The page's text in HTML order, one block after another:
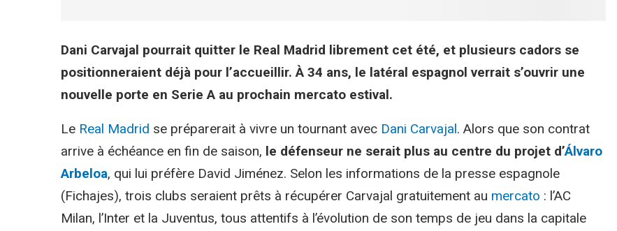
Dani Carvajal pourrait quitter le Real Madrid librement cet été, et plusieurs cadors se
positionneraient déjà pour l’accueillir. À 34 ans, le latéral espagnol verrait s’ouvrir une
nouvelle porte en Serie A au prochain mercato estival.
Le Real Madrid se préparerait à vivre un tournant avec Dani Carvajal. Alors que son contrat
arrive à échéance en fin de saison, le défenseur ne serait plus au centre du projet d’Álvaro
Arbeloa, qui lui préfère David Jiménez. Selon les informations de la presse espagnole
(Fichajes), trois clubs seraient prêts à récupérer Carvajal gratuitement au mercato : l’AC
Milan, l’Inter et la Juventus, tous attentifs à l’évolution de son temps de jeu dans la capitale